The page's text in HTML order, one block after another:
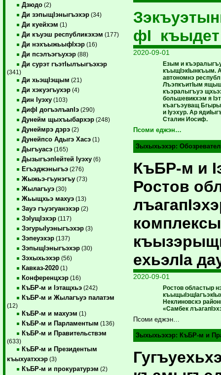
Дзюдо (2)
Ди зэпыщIэныгъэхэр (34)
Ди куейхэм (1)
Ди къуэш республикэхэм (177)
Ди нэхъыжьыфIхэр (16)
Ди псэлъэгъухэр (88)
Ди сурэт гъэтIылъыгъэхэр
(341)
Ди хьэщIэщым (21)
Ди хэкуэгъухэр (4)
Дин Iуэху (103)
ДифI догъэлъапIэ (290)
Дунейм щыхъыбархэр (248)
Дунеймрэ дэрэ (2)
Дунейпсо Адыгэ Хасэ (1)
Дыгъуасэ (165)
ДызыгъэпIейтей Iуэху (6)
Егъэджэныгъэ (276)
Жыжьэ-гъунэгъу (73)
Жылагъуэ (30)
Жьыщхьэ махуэ (13)
Зауэ гъуэгуанэхэр (2)
ЗэIущIэхэр (117)
ЗэгурыIуэныгъэхэр (3)
Зэпеуэхэр (137)
ЗэпыщIэныгъэхэр (30)
Зэхыхьэхэр (56)
Кавказ-2020 (1)
Конференцхэр (16)
КъБР-м и Iэтащхьэ (242)
КъБР-м и Жылагъуэ палатэм
(12)
КъБР-м и махуэм (1)
КъБР-м и Парламентым (136)
КъБР-м и Правительствэм
(633)
КъБР-м и Президентым
къыхуатххэр (3)
КъБР-м и прокуратурэм (2)
фI къыдет
2020-09-01
Езым и
къыщIэкIынкъым.
автономнэ
ЛъэпкъитIым
къэралыгъуэ
большевикхэм я
къагъэуващ
и Iуэхур. Ар
Сталин Иосиф.
Псоми еджэн…
Зыхыхьэхэр:
КъБР-м и
Ростов
ехьэлIа
2020-09-01
Ростов областыр
Неклиновскэ
«Самбек
Псоми еджэн…
Зыхыхьэхэр: КъБР-м и